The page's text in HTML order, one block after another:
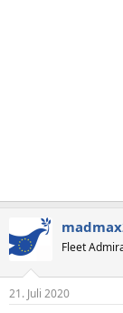
Fleet
21. Juli 2020